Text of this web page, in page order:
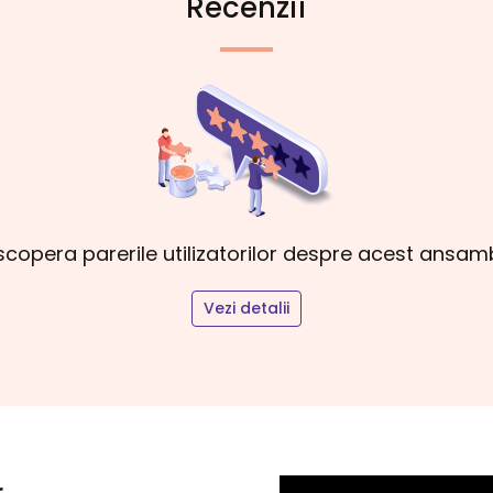
parerile utilizatorilor despre acest
Vezi detalii